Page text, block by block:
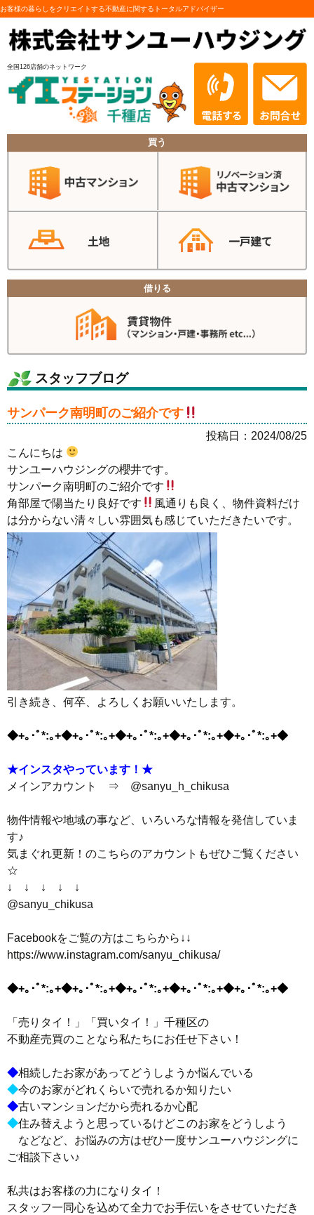
お客様の暮らしをクリエイトする不動産に関するトータルアドバイザー
全国126店舗のネットワーク
買う
借りる
スタッフブログ
サンパーク南明町のご紹介です
投稿日：2024/08/25
こんにちは
サンユーハウジングの櫻井です。
サンパーク南明町のご紹介です
角部屋で陽当たり良好です
風通りも良く、物件資料だけ
は分からない清々しい雰囲気も感じていただきたいです。
引き続き、何卒、よろしくお願いいたします。
◆+｡･ﾟ*:｡+◆+｡･ﾟ*:｡+◆+｡･ﾟ*:｡+◆+｡･ﾟ*:｡+◆+｡･ﾟ*:｡+◆
★インスタやっています！★
メインアカウント ⇒ @sanyu_h_chikusa
物件情報や地域の事など、いろいろな情報を発信していま
す♪
気まぐれ更新！のこちらのアカウントもぜひご覧ください
☆
↓ ↓ ↓ ↓ ↓
@sanyu_chikusa
Facebookをご覧の方はこちらから↓↓
https://www.instagram.com/sanyu_chikusa/
◆+｡･ﾟ*:｡+◆+｡･ﾟ*:｡+◆+｡･ﾟ*:｡+◆+｡･ﾟ*:｡+◆+｡･ﾟ*:｡+◆
「売りタイ！」「買いタイ！」千種区の
不動産売買のことなら私たちにお任せ下さい！
◆相続したお家があってどうしようか悩んでいる
◆今のお家がどれくらいで売れるか知りたい
◆古いマンションだから売れるか心配
◆住み替えようと思っているけどこのお家をどうしよう
などなど、お悩みの方はぜひ一度サンユーハウジングに
ご相談下さい♪
私共はお客様の力になりタイ！
スタッフ一同心を込めて全力でお手伝いをさせていただき